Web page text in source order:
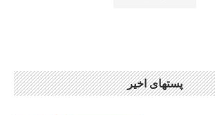
پستهای اخیر